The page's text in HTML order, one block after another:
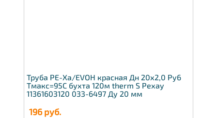
Труба PE-Xa/EVOH красная Дн 20х2,0 Ру6
Тмакс=95C бухта 120м therm S Рехау
11361603120 033-6497 Ду 20 мм
196руб.